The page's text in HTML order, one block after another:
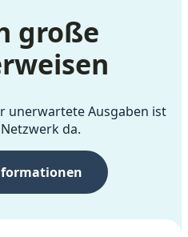
große
unerwartete Ausgaben ist
da.